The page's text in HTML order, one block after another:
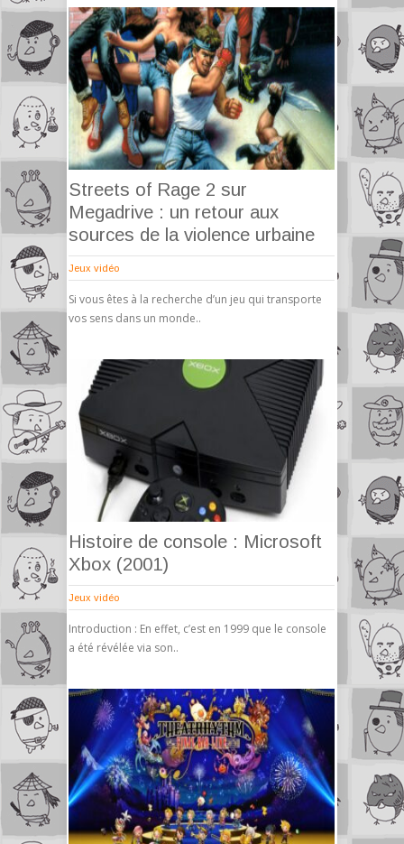
Streets of Rage 2 sur
Megadrive : un retour aux
sources de la violence urbaine
Jeux vidéo
Si vous êtes à la recherche d’un jeu qui transporte
vos sens dans un monde..
Histoire de console : Microsoft
Xbox (2001)
Jeux vidéo
Introduction : En effet, c’est en 1999 que le console
a été révélée via son..